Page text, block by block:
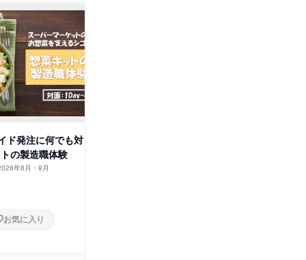
ド発注に何でも対
の製造職体験
年8月・9月
お気に入り